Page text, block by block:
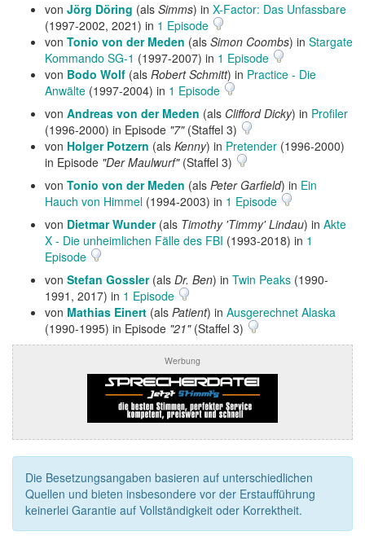
von Jörg Döring (als Simms) in X-Factor: Das Unfassbare
(1997-2002, 2021) in 1 Episode
von Tonio von der Meden (als Simon Coombs) in Stargate
Kommando SG-1 (1997-2007) in 1 Episode
von Bodo Wolf (als Robert Schmitt) in Practice - Die
Anwälte (1997-2004) in 1 Episode
von Andreas von der Meden (als Clifford Dicky) in Profiler
(1996-2000) in Episode "7"(Staffel 3)
von Holger Potzern (als Kenny) in Pretender (1996-2000)
in Episode "Der Maulwurf"(Staffel 3)
von Tonio von der Meden (als Peter Garfield) in Ein
Hauch von Himmel (1994-2003) in 1 Episode
von Dietmar Wunder(als Timothy 'Timmy' Lindau) in Akte
X - Die unheimlichen Fälle des FBI (1993-2018) in 1
Episode
von Stefan Gossler(als Dr. Ben) in Twin Peaks (1990-
1991, 2017) in 1 Episode
von Mathias Einert (als Patient) in Ausgerechnet Alaska
(1990-1995) in Episode "21"(Staffel 3)
Werbung
Die Besetzungsangaben basieren auf unterschiedlichen
Quellen und bieten insbesondere vor der Erstaufführung
keinerlei Garantie auf Vollständigkeit oder Korrektheit.